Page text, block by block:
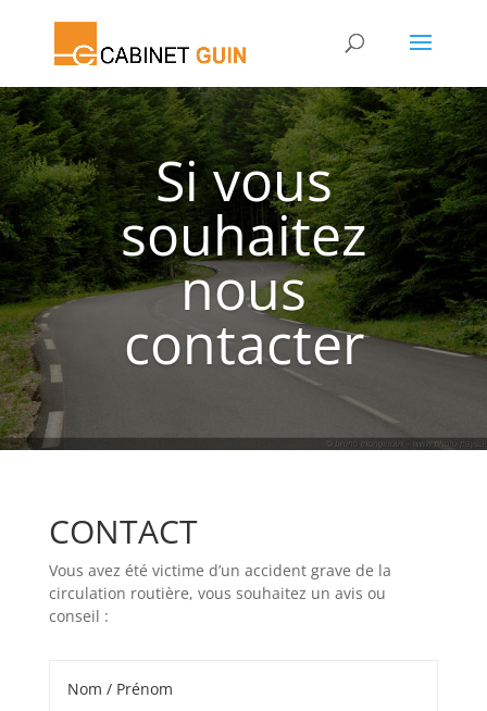
Si vous
souhaitez
nous
contacter
CONTACT
Vous avez été victime d’un accident grave de la
circulation routière, vous souhaitez un avis ou
conseil :